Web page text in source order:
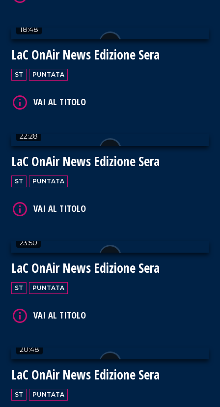
18:48
LaC OnAir News Edizione Sera
ST PUNTATA
22:28
LaC OnAir News Edizione Sera
ST PUNTATA
23:50
LaC OnAir News Edizione Sera
ST PUNTATA
20:48
LaC OnAir News Edizione Sera
ST PUNTATA
VAI AL TITOLO
VAI AL TITOLO
VAI AL TITOLO